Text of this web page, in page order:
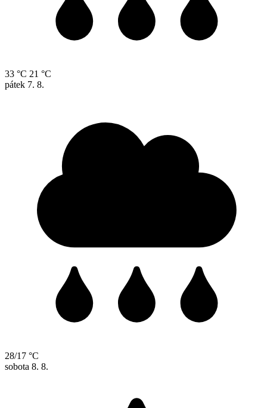
33 °C 21 °C
pátek 7. 8.
28/17 °C
sobota 8. 8.